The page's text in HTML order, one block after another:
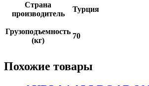
Страна
производитель
Турция
Грузоподъемность
(кг)
70
Похожие товары